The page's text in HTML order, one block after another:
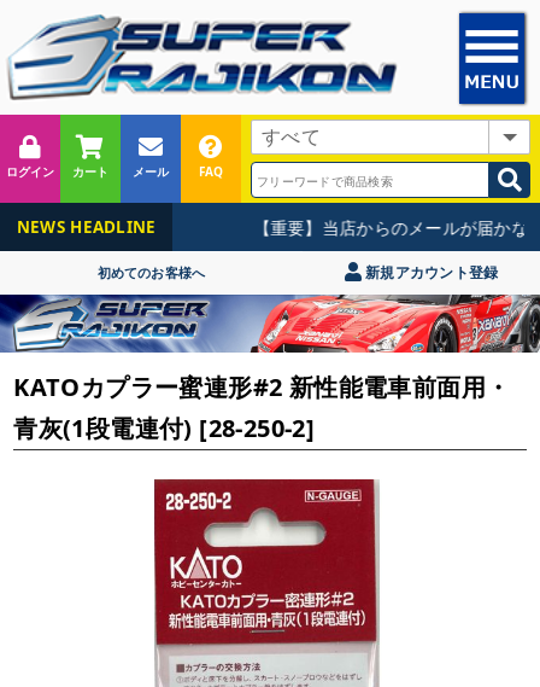
ログイン カート メール FAQ
NEWS HEADLINE 【重要】当店からのメールが届かな
初めてのお客様へ 新規アカウント登録
KATOカプラー蜜連形#2 新性能電車前面用・
青灰(1段電連付) [28-250-2]